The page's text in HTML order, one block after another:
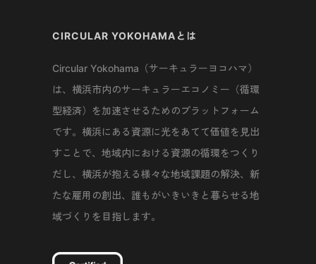
CIRCULAR YOKOHAMAとは
Circular Yokohama（サーキュラーヨコハマ）
は、横浜市内のサーキュラーエコノミー（循環
型経済）を加速させるためのプラットフォーム
です。横浜にある資源に光をあてて価値を見出
すことで、地域内における資源の循環をつくり
だし、横浜が抱える様々な地域課題の解決、新
たな雇用の創出、誰もがいきいきと暮らせる地
域づくりを目指します。